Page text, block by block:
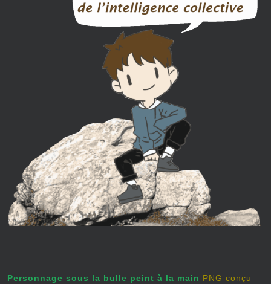
Personnage sous la bulle peint à la main PNG conçu